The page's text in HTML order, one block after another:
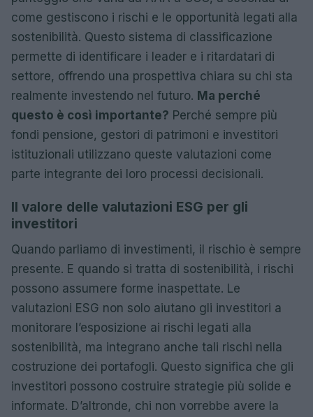
come gestiscono i rischi e le opportunità legati alla
sostenibilità. Questo sistema di classificazione
permette di identificare i leader e i ritardatari di
settore, offrendo una prospettiva chiara su chi sta
realmente investendo nel futuro. Ma perché
questo è così importante? Perché sempre più
fondi pensione, gestori di patrimoni e investitori
istituzionali utilizzano queste valutazioni come
parte integrante dei loro processi decisionali.
Il valore delle valutazioni ESG per gli
investitori
Quando parliamo di investimenti, il rischio è sempre
presente. E quando si tratta di sostenibilità, i rischi
possono assumere forme inaspettate. Le
valutazioni ESG non solo aiutano gli investitori a
monitorare l’esposizione ai rischi legati alla
sostenibilità, ma integrano anche tali rischi nella
costruzione dei portafogli. Questo significa che gli
investitori possono costruire strategie più solide e
informate. D’altronde, chi non vorrebbe avere la